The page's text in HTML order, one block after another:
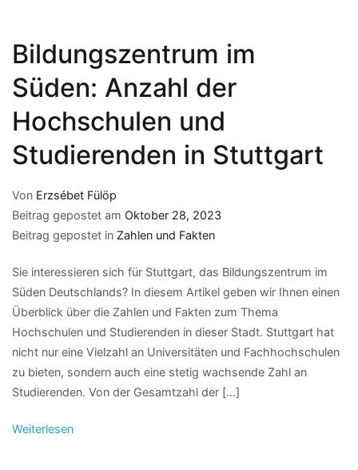
Bildungszentrum im
Süden: Anzahl der
Hochschulen und
Studierenden in Stuttgart
Von Erzsébet Fülöp
Beitrag gepostet am Oktober 28, 2023
Beitrag gepostet in Zahlen und Fakten
Sie interessieren sich für Stuttgart, das Bildungszentrum im
Süden Deutschlands? In diesem Artikel geben wir Ihnen einen
Überblick über die Zahlen und Fakten zum Thema
Hochschulen und Studierenden in dieser Stadt. Stuttgart hat
nicht nur eine Vielzahl an Universitäten und Fachhochschulen
zu bieten, sondern auch eine stetig wachsende Zahl an
Studierenden. Von der Gesamtzahl der […]
Weiterlesen